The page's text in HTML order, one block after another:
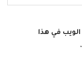
في هذا